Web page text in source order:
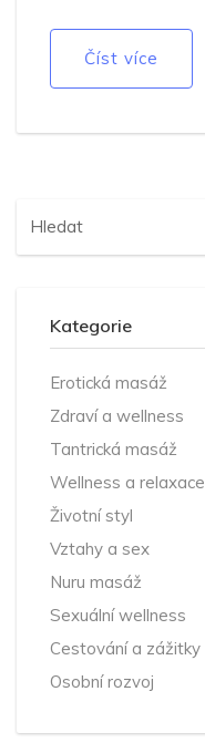
Číst více
Kategorie
Erotická masáž
Zdraví a wellness
Tantrická masáž
Wellness a relaxace
Životní styl
Vztahy a sex
Nuru masáž
Sexuální wellness
Cestování a zážitky
Osobní rozvoj